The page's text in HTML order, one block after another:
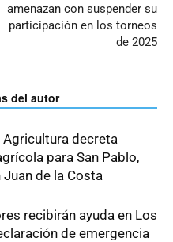
amenazan con suspender su
participación en los torneos
de 2025
del autor
decreta
para San Pablo,
Juan de la Costa
recibirán ayuda en Los
de emergencia